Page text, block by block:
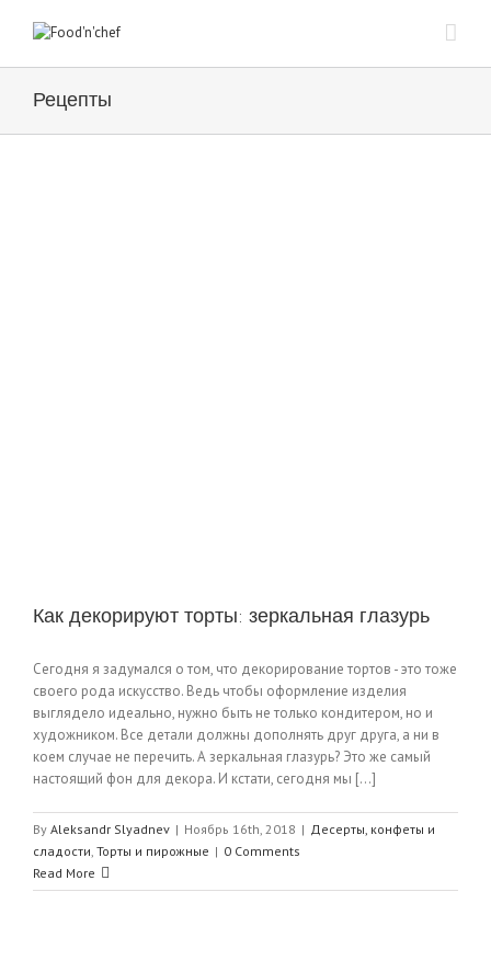
Рецепты
Как декорируют торты: зеркальная глазурь
Сегодня я задумался о том, что декорирование тортов - это тоже
своего рода искусство. Ведь чтобы оформление изделия
выглядело идеально, нужно быть не только кондитером, но и
художником. Все детали должны дополнять друг друга, а ни в
коем случае не перечить. А зеркальная глазурь? Это же самый
настоящий фон для декора. И кстати, сегодня мы [...]
By Aleksandr Slyadnev | Ноябрь 16th, 2018 | Десерты, конфеты и
сладости, Торты и пирожные | 0 Comments
Read More